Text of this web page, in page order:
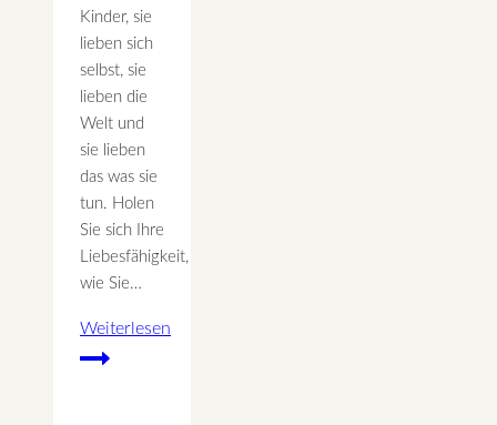
Kinder, sie
lieben sich
selbst, sie
lieben die
Welt und
sie lieben
das was sie
tun. Holen
Sie sich Ihre
Liebesfähigkeit,
wie Sie…
Weiterlesen
Lernen